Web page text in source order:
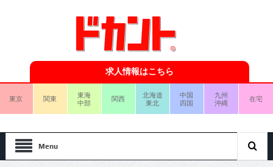
求人情報はこちら
東京 関東
東海
中部
関西
北海道
東北
中国
四国
九州
沖縄
在宅
Menu